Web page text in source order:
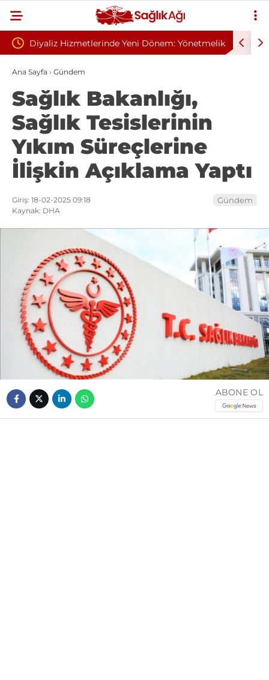
Dönem: Yönetmelik Sivilce Sandı, Cilt Kanseri Çıktı:
Ana Sayfa › Gündem
Sağlık Bakanlığı,
Sağlık Tesislerinin
Yıkım Süreçlerine
İlişkin Açıklama Yaptı
Giriş: 18-02-2025 09:18
Kaynak: DHA
Gündem
ABONE OL